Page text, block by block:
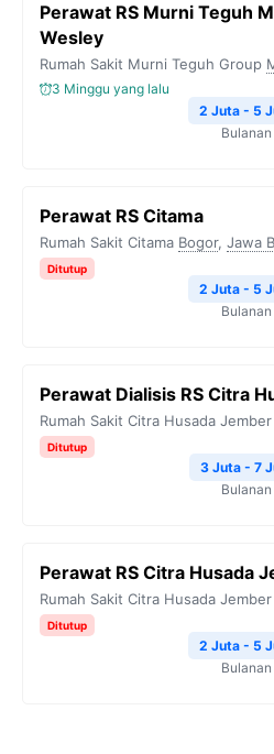
Perawat RS Murni Teguh
Wesley
Rumah Sakit Murni Teguh Group
3 Minggu yang lalu
2 Juta - 5
Bulanan
Perawat RS Citama
Rumah Sakit Citama Bogor, Jawa
Ditutup
2 Juta - 5
Bulanan
Perawat Dialisis RS Citra
Rumah Sakit Citra Husada Jember
Ditutup
3 Juta - 7
Bulanan
Perawat RS Citra Husada
Rumah Sakit Citra Husada Jember
Ditutup
2 Juta - 5
Bulanan